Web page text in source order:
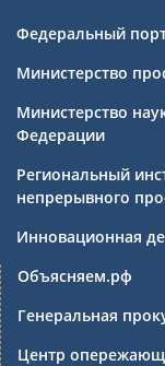
Федеральный
Министерство
Министерство
Федерации
Региональный
непрерывного
Инновационная
Объясняем.рф
Генеральная
Центр